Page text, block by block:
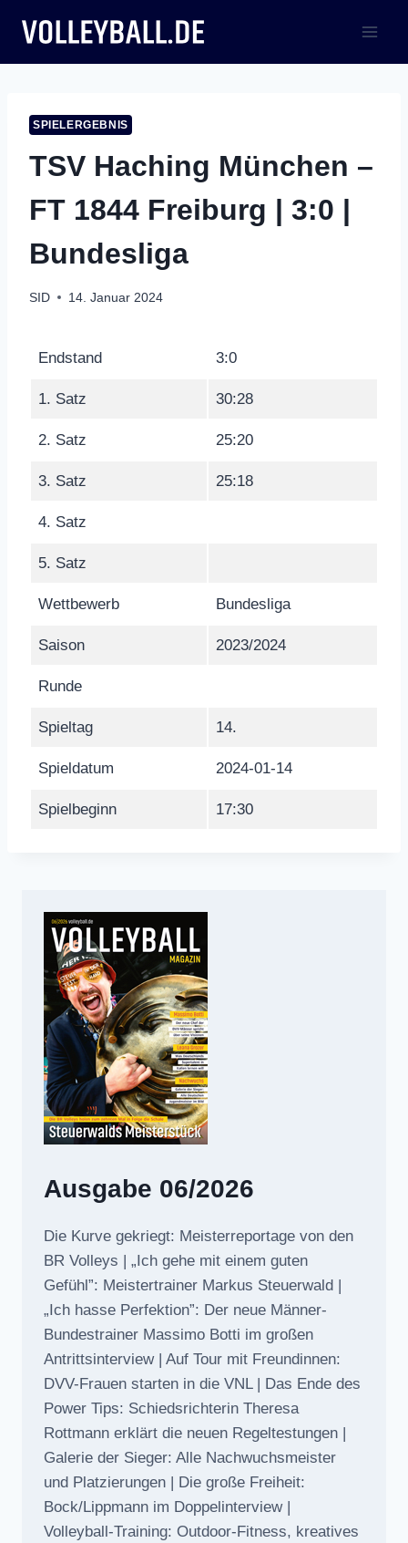
Inhalt
springen
SPIELERGEBNIS
TSV Haching München –
FT 1844 Freiburg | 3:0 |
Bundesliga
SID 14. Januar 2024
Endstand 3:0
1. Satz 30:28
2. Satz 25:20
3. Satz 25:18
4. Satz
5. Satz
Wettbewerb Bundesliga
Saison 2023/2024
Runde
Spieltag 14.
Spieldatum 2024-01-14
Spielbeginn 17:30
Ausgabe 06/2026
Die Kurve gekriegt: Meisterreportage von den
BR Volleys | „Ich gehe mit einem guten
Gefühl”: Meistertrainer Markus Steuerwald |
„Ich hasse Perfektion”: Der neue Männer-
Bundestrainer Massimo Botti im großen
Antrittsinterview | Auf Tour mit Freundinnen:
DVV-Frauen starten in die VNL | Das Ende des
Power Tips: Schiedsrichterin Theresa
Rottmann erklärt die neuen Regeltestungen |
Galerie der Sieger: Alle Nachwuchsmeister
und Platzierungen | Die große Freiheit:
Bock/Lippmann im Doppelinterview |
Volleyball-Training: Outdoor-Fitness, kreatives